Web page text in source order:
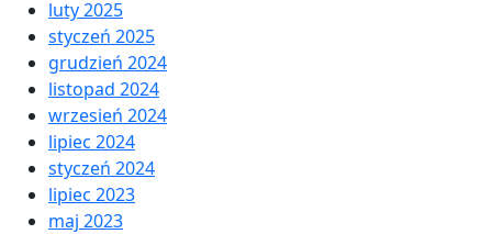
luty 2025
styczeń 2025
grudzień 2024
listopad 2024
wrzesień 2024
lipiec 2024
styczeń 2024
lipiec 2023
maj 2023